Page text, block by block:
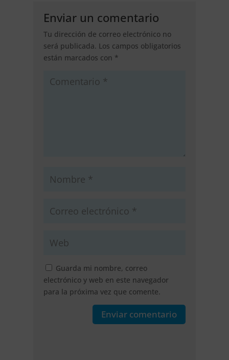
Enviar un comentario
Tu dirección de correo electrónico no
será publicada. Los campos obligatorios
están marcados con *
Guarda mi nombre, correo
electrónico y web en este navegador
para la próxima vez que comente.
Enviar comentario